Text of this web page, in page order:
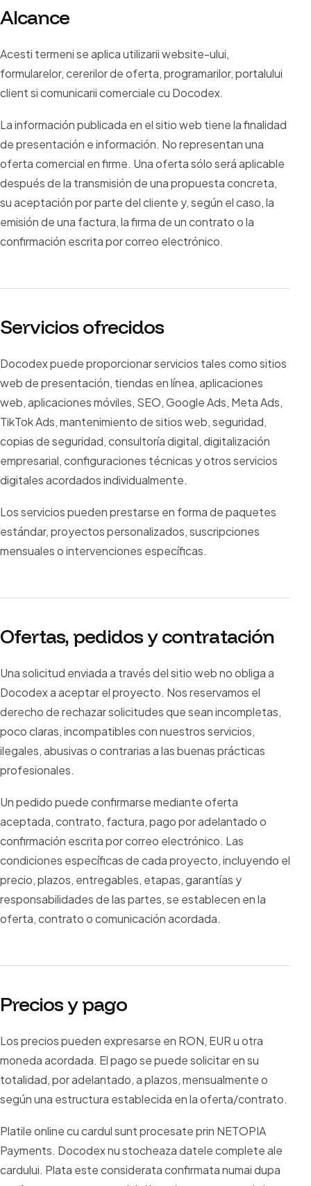
Alcance
Acesti termeni se aplica utilizarii website-ului,
formularelor, cererilor de oferta, programarilor, portalului
client si comunicarii comerciale cu Docodex.
La información publicada en el sitio web tiene la finalidad
de presentación e información. No representan una
oferta comercial en firme. Una oferta sólo será aplicable
después de la transmisión de una propuesta concreta,
su aceptación por parte del cliente y, según el caso, la
emisión de una factura, la firma de un contrato o la
confirmación escrita por correo electrónico.
Servicios ofrecidos
Docodex puede proporcionar servicios tales como sitios
web de presentación, tiendas en línea, aplicaciones
web, aplicaciones móviles, SEO, Google Ads, Meta Ads,
TikTok Ads, mantenimiento de sitios web, seguridad,
copias de seguridad, consultoría digital, digitalización
empresarial, configuraciones técnicas y otros servicios
digitales acordados individualmente.
Los servicios pueden prestarse en forma de paquetes
estándar, proyectos personalizados, suscripciones
mensuales o intervenciones específicas.
Ofertas, pedidos y contratación
Una solicitud enviada a través del sitio web no obliga a
Docodex a aceptar el proyecto. Nos reservamos el
derecho de rechazar solicitudes que sean incompletas,
poco claras, incompatibles con nuestros servicios,
ilegales, abusivas o contrarias a las buenas prácticas
profesionales.
Un pedido puede confirmarse mediante oferta
aceptada, contrato, factura, pago por adelantado o
confirmación escrita por correo electrónico. Las
condiciones específicas de cada proyecto, incluyendo el
precio, plazos, entregables, etapas, garantías y
responsabilidades de las partes, se establecen en la
oferta, contrato o comunicación acordada.
Precios y pago
Los precios pueden expresarse en RON, EUR u otra
moneda acordada. El pago se puede solicitar en su
totalidad, por adelantado, a plazos, mensualmente o
según una estructura establecida en la oferta/contrato.
Platile online cu cardul sunt procesate prin NETOPIA
Payments. Docodex nu stocheaza datele complete ale
cardului. Plata este considerata confirmata numai dupa